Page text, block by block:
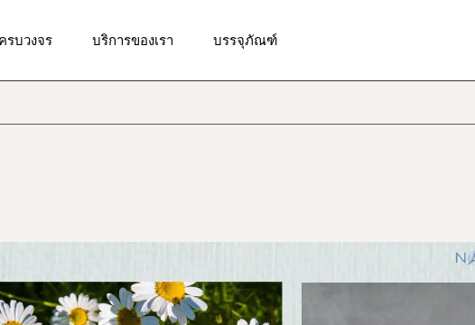
รบวงจร
ะหนังศรีษะ
บริการของเรา บรรจุภัณฑ์
าง
ดูแลในช่องปาก
บริการวิจัยและพัฒนาสูตร
สินค้า, โลโก้
รับผลิตบรรจุภัณฑ์แบบพิเศษ